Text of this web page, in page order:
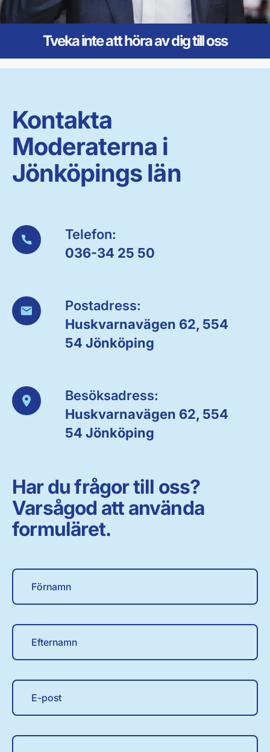
Tveka inte att höra av dig till oss
Kontakta
Moderaterna i
Jönköpings län
Telefon:
036-34 25 50
Postadress:
Huskvarnavägen 62, 554
54 Jönköping
Besöksadress:
Huskvarnavägen 62, 554
54 Jönköping
Har du frågor till oss?
Varsågod att använda
formuläret.
Förnamn
Efternamn
E-post
Din fråga